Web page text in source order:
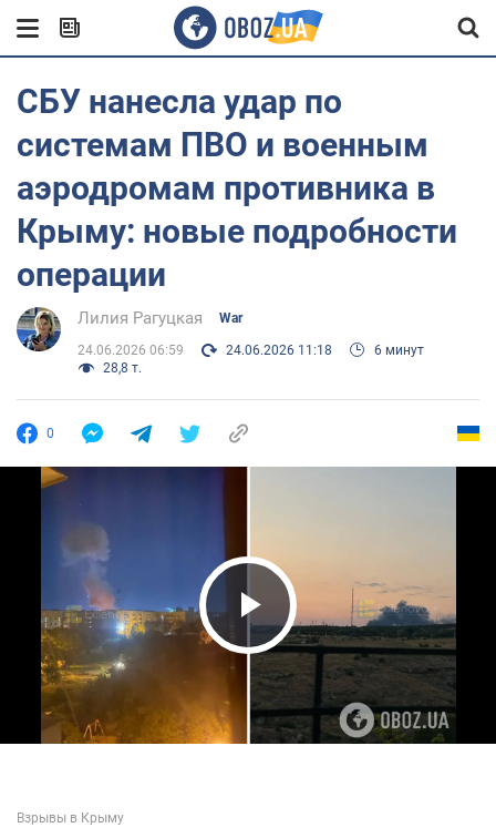
СБУ нанесла удар по
системам ПВО и военным
аэродромам противника в
Крыму: новые подробности
операции
Лилия Рагуцкая War
24.06.2026 06:59 24.06.2026 11:18
6 минут
28,8 т.
0
Play Video